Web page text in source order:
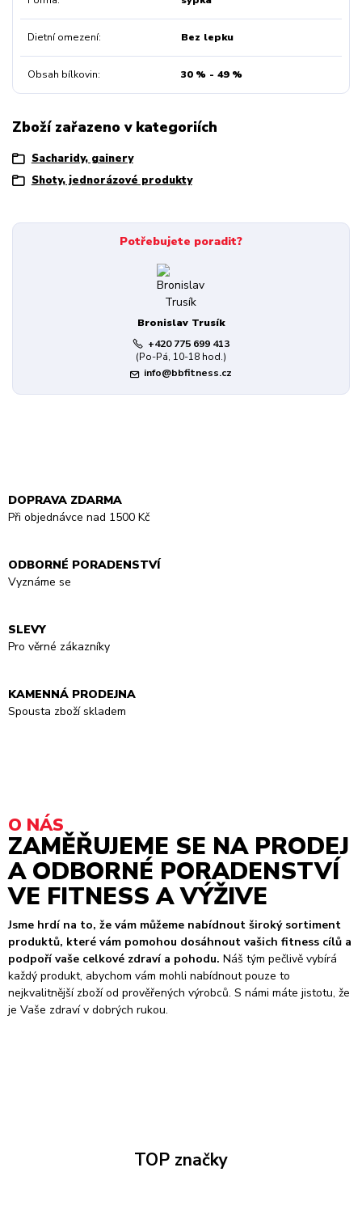
Dietní omezení Bez lepku
Obsah bílkovin 30 % - 49 %
Zboží zařazeno v kategoriích
Sacharidy, gainery
Shoty, jednorázové produkty
Potřebujete poradit?
Bronislav Trusík
+420 775 699 413
(Po-Pá, 10-18 hod.)
info@bbfitness.cz
DOPRAVA ZDARMA
Při objednávce nad 1500 Kč
ODBORNÉ PORADENSTVÍ
Vyznáme se
SLEVY
Pro věrné zákazníky
KAMENNÁ PRODEJNA
Spousta zboží skladem
O NÁS
ZAMĚŘUJEME SE NA PRODEJ
A ODBORNÉ PORADENSTVÍ
VE FITNESS A VÝŽIVE
Jsme hrdí na to, že vám můžeme nabídnout široký sortiment
produktů, které vám pomohou dosáhnout vašich fitness cílů a
podpoří vaše celkové zdraví a pohodu. Náš tým pečlivě vybírá
každý produkt, abychom vám mohli nabídnout pouze to
nejkvalitnější zboží od prověřených výrobců. S námi máte jistotu, že
je Vaše zdraví v dobrých rukou.
TOP značky